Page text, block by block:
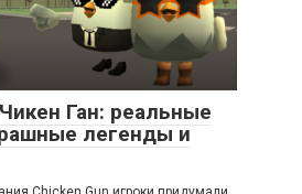
Ган: реальные
легенды и